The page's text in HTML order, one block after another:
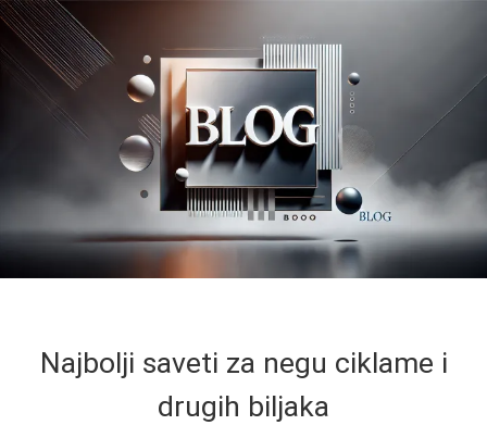
Najbolji saveti za negu ciklame i
drugih biljaka